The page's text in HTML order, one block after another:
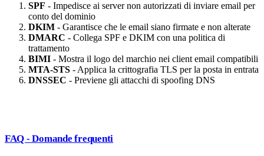
SPF - Impedisce ai server non autorizzati di inviare email per
conto del dominio
DKIM - Garantisce che le email siano firmate e non alterate
DMARC - Collega SPF e DKIM con una politica di
trattamento
BIMI - Mostra il logo del marchio nei client email compatibili
MTA-STS - Applica la crittografia TLS per la posta in entrata
DNSSEC - Previene gli attacchi di spoofing DNS
FAQ - Domande frequenti